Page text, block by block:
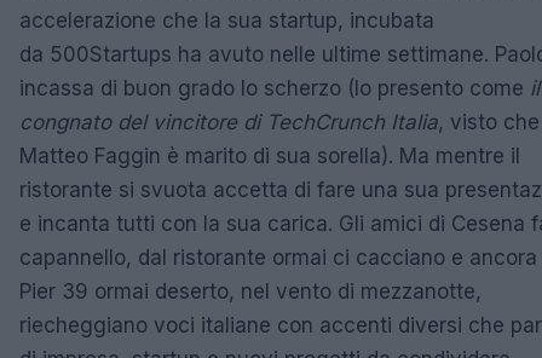
accelerazione che la sua startup, incubata
da 500Startups ha avuto nelle ultime settimane.
incassa di buon grado lo scherzo (lo presento come il
congnato del vincitore di TechCrunch Italia, visto che
Matteo Faggin è marito di sua sorella). Ma mentre il
ristorante si svuota accetta di fare una sua
e incanta tutti con la sua carica. Gli amici di Cesena
capannello, dal ristorante ormai ci cacciano e ancora
Pier 39 ormai deserto, nel vento di mezzanotte,
riecheggiano voci italiane con accenti diversi che